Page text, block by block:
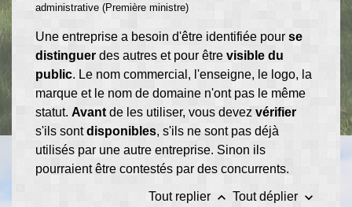
administrative (Première ministre)
Une entreprise a besoin d'être identifiée pour se
distinguer des autres et pour être visible du
public. Le nom commercial, l'enseigne, le logo, la
marque et le nom de domaine n'ont pas le même
statut. Avantde les utiliser, vous devez vérifier
s'ils sontdisponibles, s'ils ne sont pas déjà
utilisés par une autre entreprise. Sinon ils
pourraient être contestés par des concurrents.
Tout replier keyboard_arrow_up Tout déplier keyboard_arrow_down